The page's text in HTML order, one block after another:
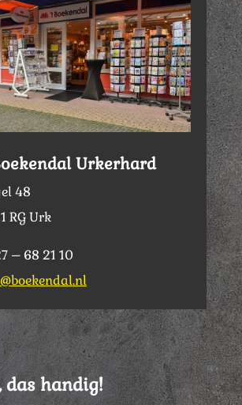
Urkerhard
48
RG Urk
– 68 21 10
das handig!